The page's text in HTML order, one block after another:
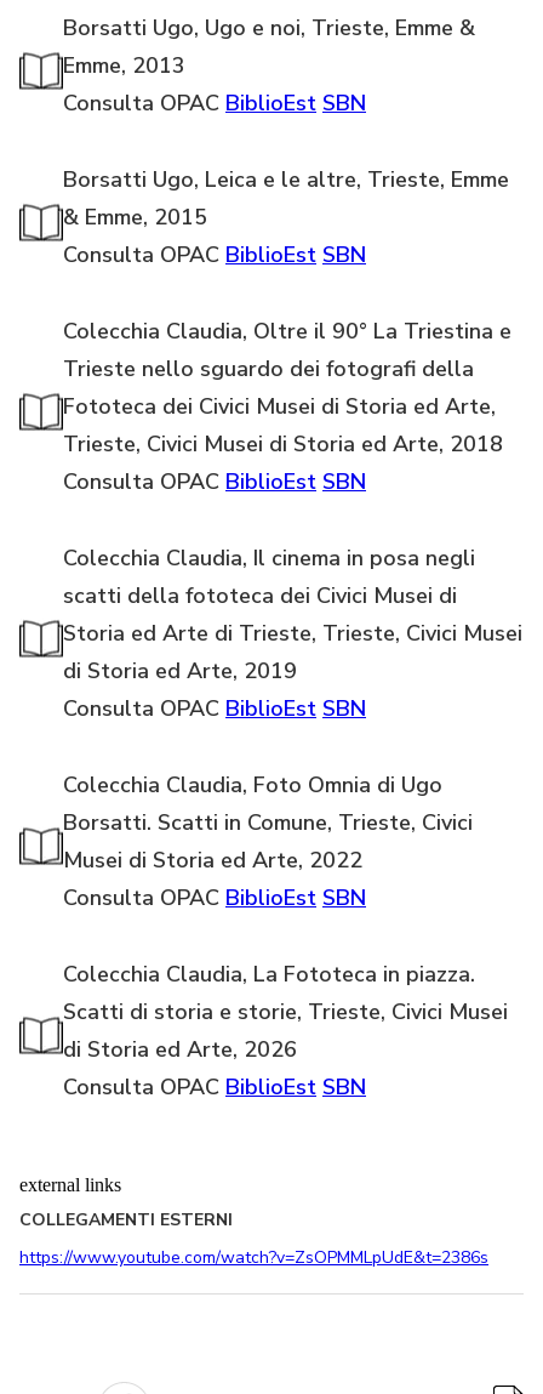
Borsatti Ugo, Ugo e noi, Trieste, Emme &
Emme, 2013
Consulta OPAC BiblioEst SBN
Borsatti Ugo, Leica e le altre, Trieste, Emme
& Emme, 2015
Consulta OPAC BiblioEst SBN
Colecchia Claudia, Oltre il 90° La Triestina e
Trieste nello sguardo dei fotografi della
Fototeca dei Civici Musei di Storia ed Arte,
Trieste, Civici Musei di Storia ed Arte, 2018
Consulta OPAC BiblioEst SBN
Colecchia Claudia, Il cinema in posa negli
scatti della fototeca dei Civici Musei di
Storia ed Arte di Trieste, Trieste, Civici Musei
di Storia ed Arte, 2019
Consulta OPAC BiblioEst SBN
Colecchia Claudia, Foto Omnia di Ugo
Borsatti. Scatti in Comune, Trieste, Civici
Musei di Storia ed Arte, 2022
Consulta OPAC BiblioEst SBN
Colecchia Claudia, La Fototeca in piazza.
Scatti di storia e storie, Trieste, Civici Musei
di Storia ed Arte, 2026
Consulta OPAC BiblioEst SBN
external links
COLLEGAMENTI ESTERNI
https://www.youtube.com/watch?v=ZsOPMMLpUdE&t=2386s